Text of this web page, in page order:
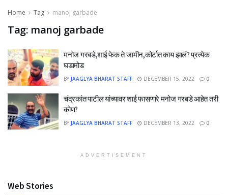
Home Tag manoj garbade
Tag: manoj garbade
मनोज गरबडे,शाई फेक ते जामीन,कोर्टात काय झालं? प्रत्येक
घडामोड
BY JAAGLYA BHARAT STAFF DECEMBER 15, 2022 0
चंद्रकांत पाटील यांच्यावर शाई फासणारे मनोज गरबडे आहेत तरी
कोण?
BY JAAGLYA BHARAT STAFF DECEMBER 13, 2022 0
ADVERTISEMENT
Web Stories